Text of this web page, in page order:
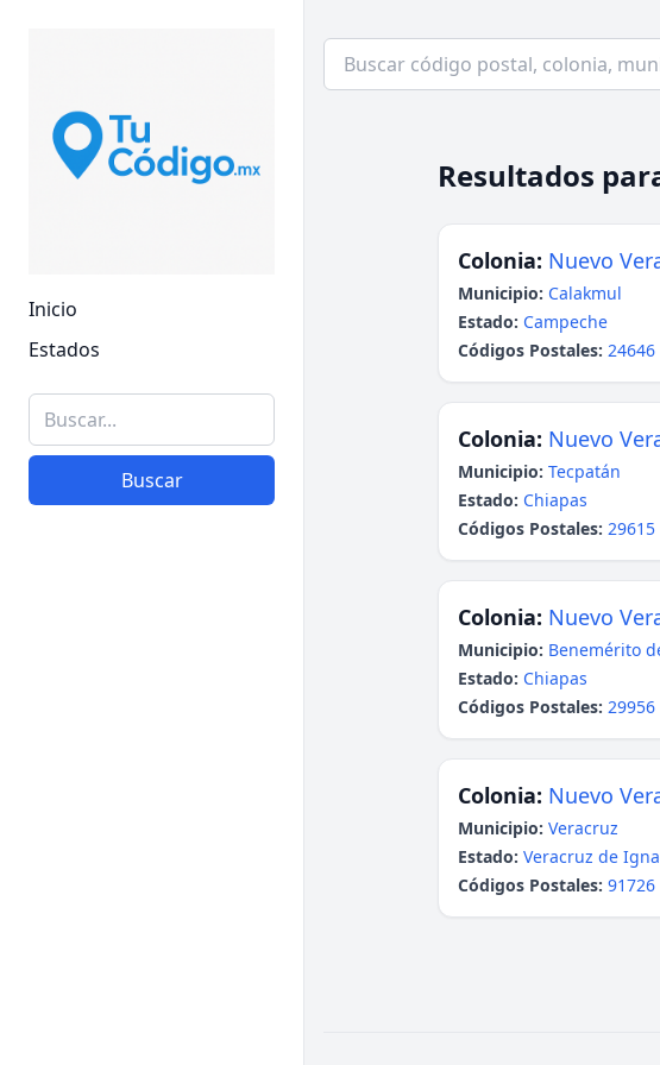
Inicio
Estados
Buscar
Resultados
Colonia: Nuevo
Municipio: Calakmul
Estado: Campeche
Códigos Postales: 24646
Colonia: Nuevo
Municipio: Tecpatán
Estado: Chiapas
Códigos Postales: 29615
Colonia: Nuevo
Municipio: Benemérito
Estado: Chiapas
Códigos Postales: 29956
Colonia: Nuevo
Municipio: Veracruz
Estado: Veracruz de
Códigos Postales: 91726